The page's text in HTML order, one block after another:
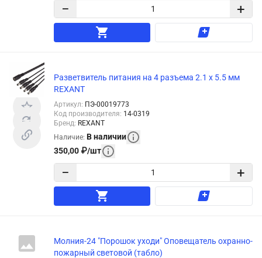
− +
Разветвитель питания на 4 разъема 2.1 х 5.5 мм
REXANT
Артикул: ПЭ-00019773
Код производителя: 14-0319
Бренд: REXANT
Наличие: В наличии
350,00 ₽/шт
− +
Молния-24 "Порошок уходи" Оповещатель охранно-
пожарный световой (табло)